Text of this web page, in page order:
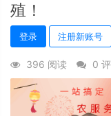
殖！
登录 注册新账号
396 阅读 0